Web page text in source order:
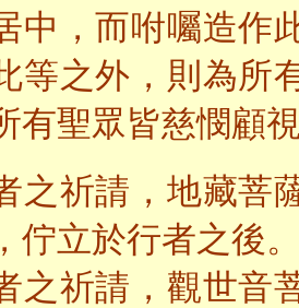
中，而咐囑造作
等之外，則為所
有聖眾皆慈憫顧
之祈請，地藏菩
佇立於行者之後
之祈請，觀世音